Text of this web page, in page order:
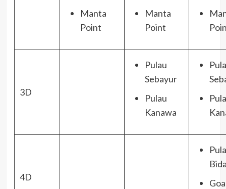
Manta
Point
Manta
Point
3D
Pulau
Sebayur
Pulau
Kanawa
4D
Goa